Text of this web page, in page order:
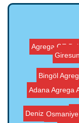
Bingöl
Adana Agrega
Agrega CE
DenizliOsmaniye
Bitlis